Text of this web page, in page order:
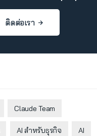
ติดต่อเรา
Claude Team
AI สำหรับธุรกิจ AI